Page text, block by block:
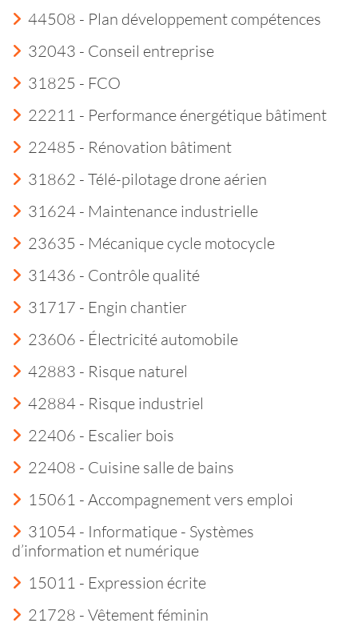
44508 - Plan développement compétences
32043 - Conseil entreprise
31825 - FCO
22211 - Performance énergétique bâtiment
22485 - Rénovation bâtiment
31862 - Télé-pilotage drone aérien
31624 - Maintenance industrielle
23635 - Mécanique cycle motocycle
31436 - Contrôle qualité
31717 - Engin chantier
23606 - Électricité automobile
42883 - Risque naturel
42884 - Risque industriel
22406 - Escalier bois
22408 - Cuisine salle de bains
15061 - Accompagnement vers emploi
31054 - Informatique - Systèmes
d’information et numérique
15011 - Expression écrite
21728 - Vêtement féminin